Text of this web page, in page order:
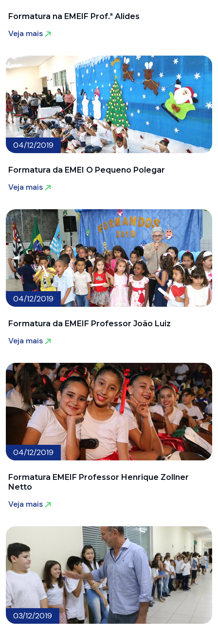
Formatura na EMEIF Prof.ª Alides
Veja mais
04/12/2019
Formatura da EMEI O Pequeno Polegar
Veja mais
04/12/2019
Formatura da EMEIF Professor João Luiz
Veja mais
04/12/2019
Formatura EMEIF Professor Henrique Zollner
Netto
Veja mais
03/12/2019